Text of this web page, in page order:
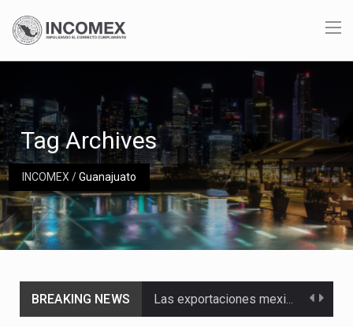
INCOMEX/Guanajuato
Tag Archives
BREAKING NEWS Las exportaciones mexicanas de vehículos ligeros disminuyeron 9.67 % en julio a tasa anual, alcanzando…